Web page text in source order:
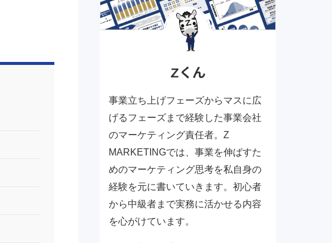
Zくん
事業立ち上げフェーズからマスに広
げるフェーズまで経験した事業会社
のマーケティング責任者。Z
MARKETINGでは、事業を伸ばすた
めのマーケティング思考を私自身の
経験を元に書いていきます。初心者
から中級者まで実務に活かせる内容
を心がけています。